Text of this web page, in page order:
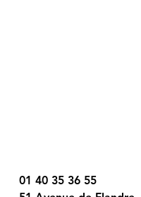
01 40 35 36 55